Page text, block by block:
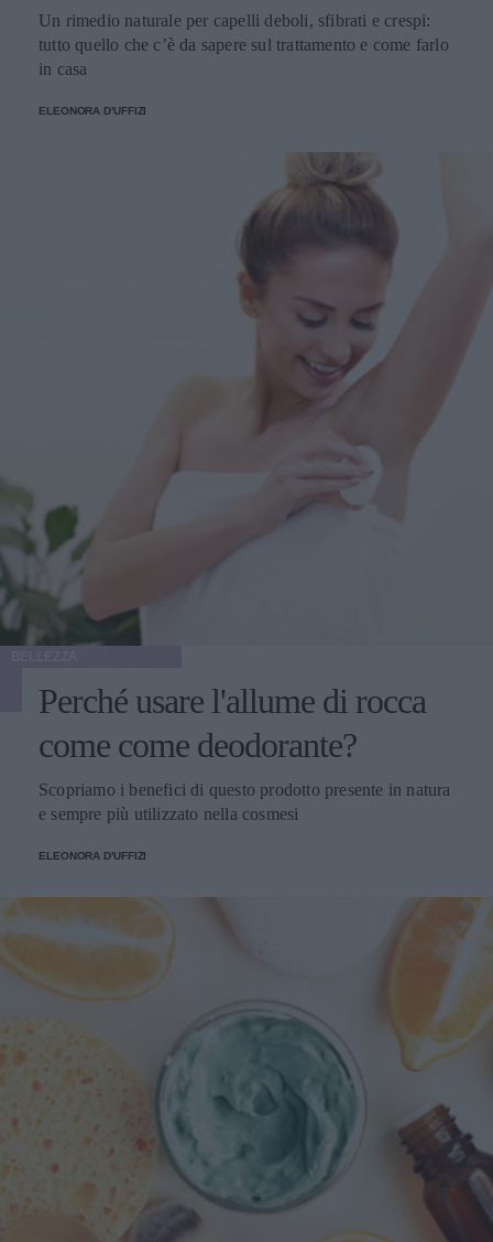
Un rimedio naturale per capelli deboli, sfibrati e crespi:
tutto quello che c’è da sapere sul trattamento e come farlo
in casa
ELEONORA D'UFFIZI
Perché usare l'allume di rocca
come come deodorante?
Scopriamo i benefici di questo prodotto presente in natura
e sempre più utilizzato nella cosmesi
ELEONORA D'UFFIZI